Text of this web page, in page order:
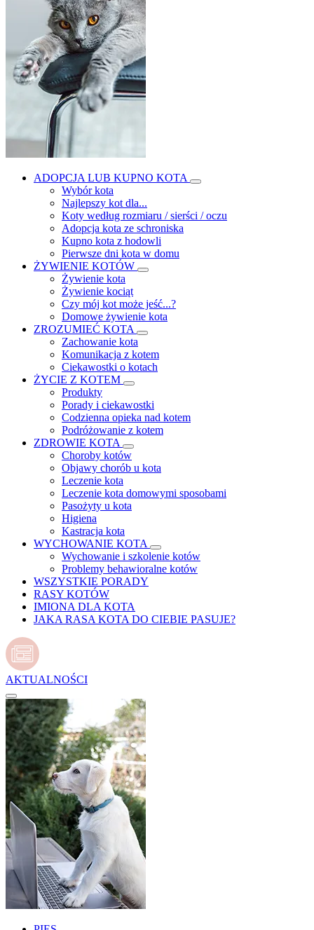
ADOPCJA LUB KUPNO KOTA
Wybór kota
Najlepszy kot dla...
Koty według rozmiaru / sierści / oczu
Adopcja kota ze schroniska
Kupno kota z hodowli
Pierwsze dni kota w domu
ŻYWIENIE KOTÓW
Żywienie kota
Żywienie kociąt
Czy mój kot może jeść...?
Domowe żywienie kota
ZROZUMIEĆ KOTA
Zachowanie kota
Komunikacja z kotem
Ciekawostki o kotach
ŻYCIE Z KOTEM
Produkty
Porady i ciekawostki
Codzienna opieka nad kotem
Podróżowanie z kotem
ZDROWIE KOTA
Choroby kotów
Objawy chorób u kota
Leczenie kota
Leczenie kota domowymi sposobami
Pasożyty u kota
Higiena
Kastracja kota
WYCHOWANIE KOTA
Wychowanie i szkolenie kotów
Problemy behawioralne kotów
WSZYSTKIE PORADY
RASY KOTÓW
IMIONA DLA KOTA
JAKA RASA KOTA DO CIEBIE PASUJE?
AKTUALNOŚCI